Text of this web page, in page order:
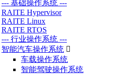
--- 基础操作系统 ---
RAITE Hypervisor
RAITE Linux
RAITE RTOS
--- 行业操作系统 ---
智能汽车操作系统
车载操作系统
智能驾驶操作系统